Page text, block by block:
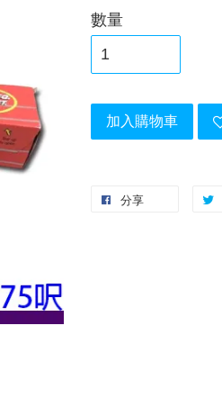
數量
加入購物車
分享